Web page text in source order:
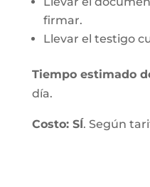
firmar.
Llevar el testigo
Tiempo estimado
día.
Costo: SÍ. Según